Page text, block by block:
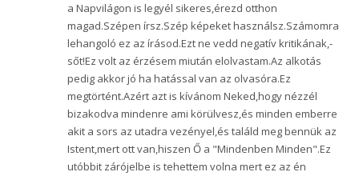
a Napvilágon is legyél sikeres,érezd otthon
magad.Szépen írsz.Szép képeket használsz.Számomra
lehangoló ez az írásod.Ezt ne vedd negatív kritikának,-
sőt!Ez volt az érzésem miután elolvastam.Az alkotás
pedig akkor jó ha hatással van az olvasóra.Ez
megtörtént.Azért azt is kívánom Neked,hogy nézzél
bizakodva mindenre ami körülvesz,és minden emberre
akit a sors az utadra vezényel,és találd meg bennük az
Istent,mert ott van,hiszen Ő a "Mindenben Minden".Ez
utóbbit zárójelbe is tehettem volna mert ez az én